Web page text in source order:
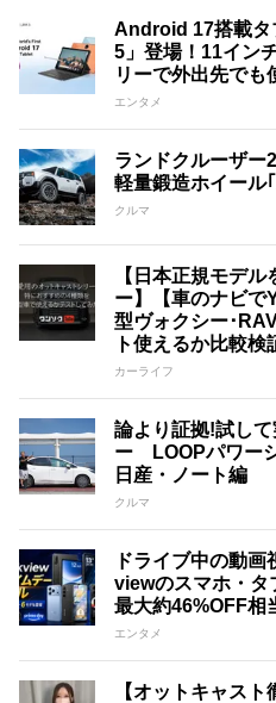
Android 17搭載
5」登場！11イン
リーで外出先でも
エンタメ
ランドクルーザー
軽量鍛造ホイール
クルマ
【日本正規モデ
ー】【車のナビで
型ヴォクシー･
ト使えるか比較
カーライフ
論より証拠!試し
ー LOOPパワー
日産・ノート編
クルマ
ドライブ中の動
viewのスマホ・タ
最大約46%OFF相
エンタメ
【オットキャス